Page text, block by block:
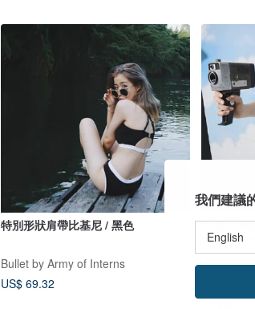
特別形狀肩帶比基尼 / 黑色
Bullet by Army of Interns
US$ 69.32
新品台灣
件式泳裝
莫妮娜
我們建議